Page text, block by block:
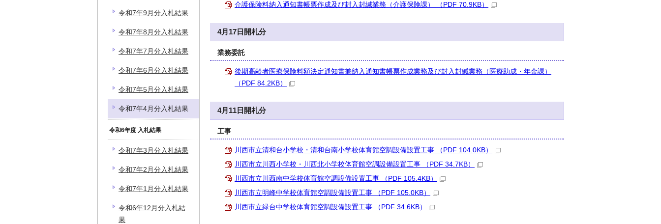
介護保険料納入通知書帳票作成及び封入封緘業務（介護保険課） （PDF 70.9KB）
4月17日開札分
業務委託
後期高齢者医療保険料額決定通知書兼納入通知書帳票作成業務及び封入封緘業務（医療助成・年金課）
（PDF 84.2KB）
4月11日開札分
工事
川西市立清和台小学校・清和台南小学校体育館空調設備設置工事 （PDF 104.0KB）
川西市立川西小学校・川西北小学校体育館空調設備設置工事 （PDF 34.7KB）
川西市立川西南中学校体育館空調設備設置工事 （PDF 105.4KB）
川西市立明峰中学校体育館空調設備設置工事 （PDF 105.0KB）
川西市立緑台中学校体育館空調設備設置工事 （PDF 34.6KB）
令和7年9月分入札結果
令和7年8月分入札結果
令和7年7月分入札結果
令和7年6月分入札結果
令和7年5月分入札結果
令和7年4月分入札結果
令和6年度 入札結果
令和7年3月分入札結果
令和7年2月分入札結果
令和7年1月分入札結果
令和6年12月分入札結
果